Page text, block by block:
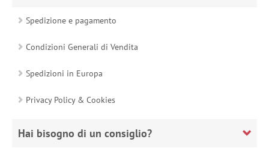
Spedizione e pagamento
Condizioni Generali di Vendita
Spedizioni in Europa
Privacy Policy & Cookies
Hai bisogno di un consiglio?